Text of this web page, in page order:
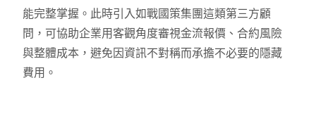
能完整掌握。此時引入如戰國策集團這類第三方顧
問，可協助企業用客觀角度審視金流報價、合約風險
與整體成本，避免因資訊不對稱而承擔不必要的隱藏
費用。